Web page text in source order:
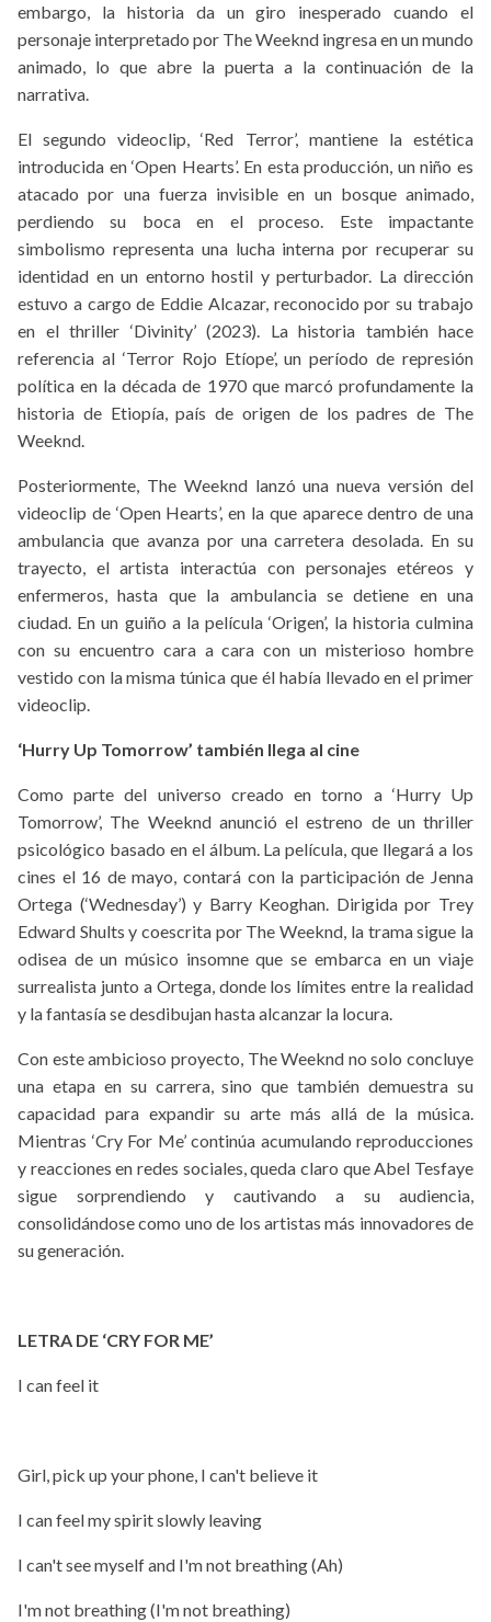
embargo, la historia da un giro inesperado cuando el
personaje interpretado por The Weeknd ingresa en un mundo
animado, lo que abre la puerta a la continuación de la
narrativa.
El segundo videoclip, ‘Red Terror’, mantiene la estética
introducida en ‘Open Hearts’. En esta producción, un niño es
atacado por una fuerza invisible en un bosque animado,
perdiendo su boca en el proceso. Este impactante
simbolismo representa una lucha interna por recuperar su
identidad en un entorno hostil y perturbador. La dirección
estuvo a cargo de Eddie Alcazar, reconocido por su trabajo
en el thriller ‘Divinity’ (2023). La historia también hace
referencia al ‘Terror Rojo Etíope’, un período de represión
política en la década de 1970 que marcó profundamente la
historia de Etiopía, país de origen de los padres de The
Weeknd.
Posteriormente, The Weeknd lanzó una nueva versión del
videoclip de ‘Open Hearts’, en la que aparece dentro de una
ambulancia que avanza por una carretera desolada. En su
trayecto, el artista interactúa con personajes etéreos y
enfermeros, hasta que la ambulancia se detiene en una
ciudad. En un guiño a la película ‘Origen’, la historia culmina
con su encuentro cara a cara con un misterioso hombre
vestido con la misma túnica que él había llevado en el primer
videoclip.
‘Hurry Up Tomorrow’ también llega al cine
Como parte del universo creado en torno a ‘Hurry Up
Tomorrow’, The Weeknd anunció el estreno de un thriller
psicológico basado en el álbum. La película, que llegará a los
cines el 16 de mayo, contará con la participación de Jenna
Ortega (‘Wednesday’) y Barry Keoghan. Dirigida por Trey
Edward Shults y coescrita por The Weeknd, la trama sigue la
odisea de un músico insomne que se embarca en un viaje
surrealista junto a Ortega, donde los límites entre la realidad
y la fantasía se desdibujan hasta alcanzar la locura.
Con este ambicioso proyecto, The Weeknd no solo concluye
una etapa en su carrera, sino que también demuestra su
capacidad para expandir su arte más allá de la música.
Mientras ‘Cry For Me’ continúa acumulando reproducciones
y reacciones en redes sociales, queda claro que Abel Tesfaye
sigue sorprendiendo y cautivando a su audiencia,
consolidándose como uno de los artistas más innovadores de
su generación.
LETRA DE ‘CRY FOR ME’
I can feel it
Girl, pick up your phone, I can't believe it
I can feel my spirit slowly leaving
I can't see myself and I'm not breathing (Ah)
I'm not breathing (I'm not breathing)